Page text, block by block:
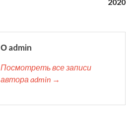
О admin
Посмотреть все записи
автора admin →